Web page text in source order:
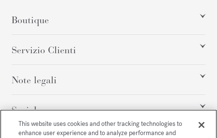
Boutique
Servizio Clienti
Note legali
Social
This website uses cookies and other tracking technologies to
enhance user experience and to analyze performance and